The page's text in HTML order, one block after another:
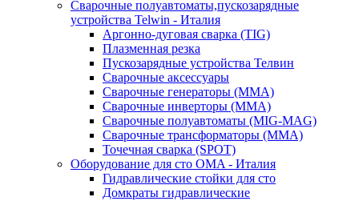
Сварочные полуавтоматы,пускозарядные
устройства Telwin - Италия
Аргонно-дуговая сварка (TIG)
Плазменная резка
Пускозарядные устройства Телвин
Сварочные аксессуары
Сварочные генераторы (MMA)
Сварочные инверторы (MMA)
Сварочные полуавтоматы (MIG-MAG)
Сварочные трансформаторы (MMA)
Точечная сварка (SPOT)
Оборудование для сто OMA - Италия
Гидравлические стойки для сто
Домкраты гидравлические